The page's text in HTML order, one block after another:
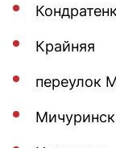
Крайняя
переулок